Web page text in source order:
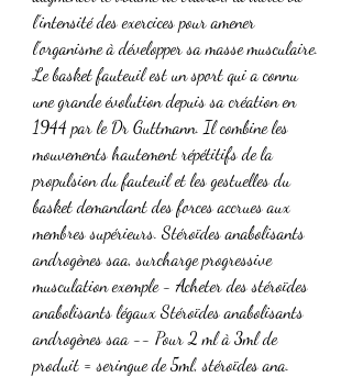
l’intensité des exercices pour amener
l’organisme à développer sa masse musculaire.
Le basket fauteuil est un sport qui a connu
une grande évolution depuis sa création en
1944 par le Dr Guttmann. Il combine les
mouvements hautement répétitifs de la
propulsion du fauteuil et les gestuelles du
basket demandant des forces accrues aux
membres supérieurs. Stéroïdes anabolisants
androgènes saa, surcharge progressive
musculation exemple - Acheter des stéroïdes
anabolisants légaux Stéroïdes anabolisants
androgènes saa -- Pour 2 ml à 3ml de
produit = seringue de 5ml, stéroïdes ana.